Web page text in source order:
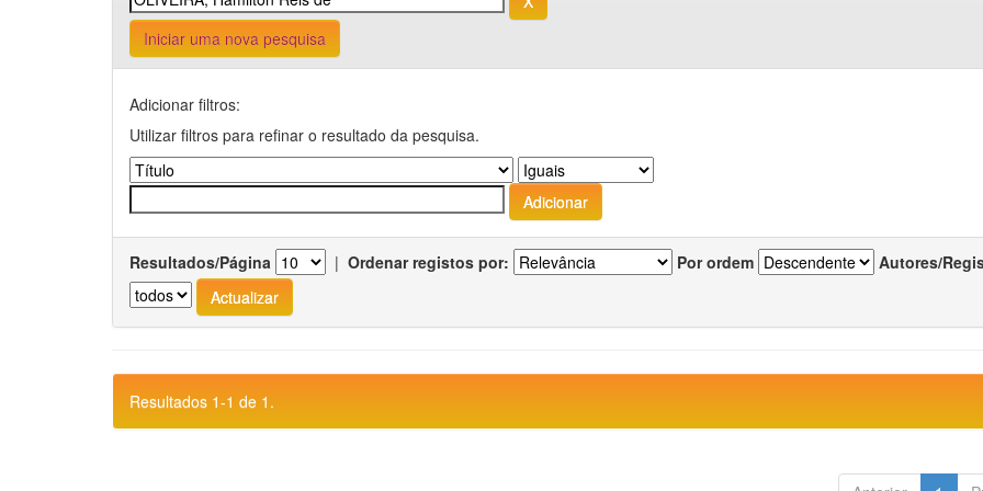
Iniciar uma nova pesquisa
Adicionar filtros:
Utilizar filtros para refinar o resultado da pesquisa.
Resultados/Página | Ordenar registos por: Por ordem Autores/
Resultados 1-1 de 1.